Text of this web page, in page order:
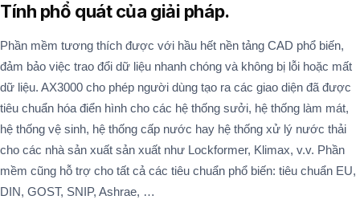
Tính phổ quát của giải pháp.
Phần mềm tương thích được với hầu hết nền tảng CAD phổ biến,
đảm bảo việc trao đổi dữ liệu nhanh chóng và không bị lỗi hoặc mất
dữ liệu. AX3000 cho phép người dùng tạo ra các giao diện đã được
tiêu chuẩn hóa điển hình cho các hệ thống sưởi, hệ thống làm mát,
hệ thống vệ sinh, hệ thống cấp nước hay hệ thống xử lý nước thải
cho các nhà sản xuất sản xuất như Lockformer, Klimax, v.v. Phần
mềm cũng hỗ trợ cho tất cả các tiêu chuẩn phổ biến: tiêu chuẩn EU,
DIN, GOST, SNIP, Ashrae, …